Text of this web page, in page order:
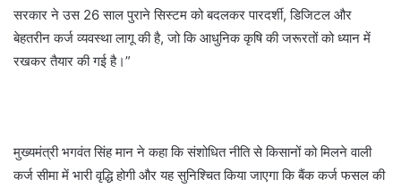
सरकार ने उस 26 साल पुराने सिस्टम को बदलकर पारदर्शी, डिजिटल और
बेहतरीन कर्ज व्यवस्था लागू की है, जो कि आधुनिक कृषि की जरूरतों को ध्यान में
रखकर तैयार की गई है।”
मुख्यमंत्री भगवंत सिंह मान ने कहा कि संशोधित नीति से किसानों को मिलने वाली
कर्ज सीमा में भारी वृद्धि होगी और यह सुनिश्चित किया जाएगा कि बैंक कर्ज फसल की